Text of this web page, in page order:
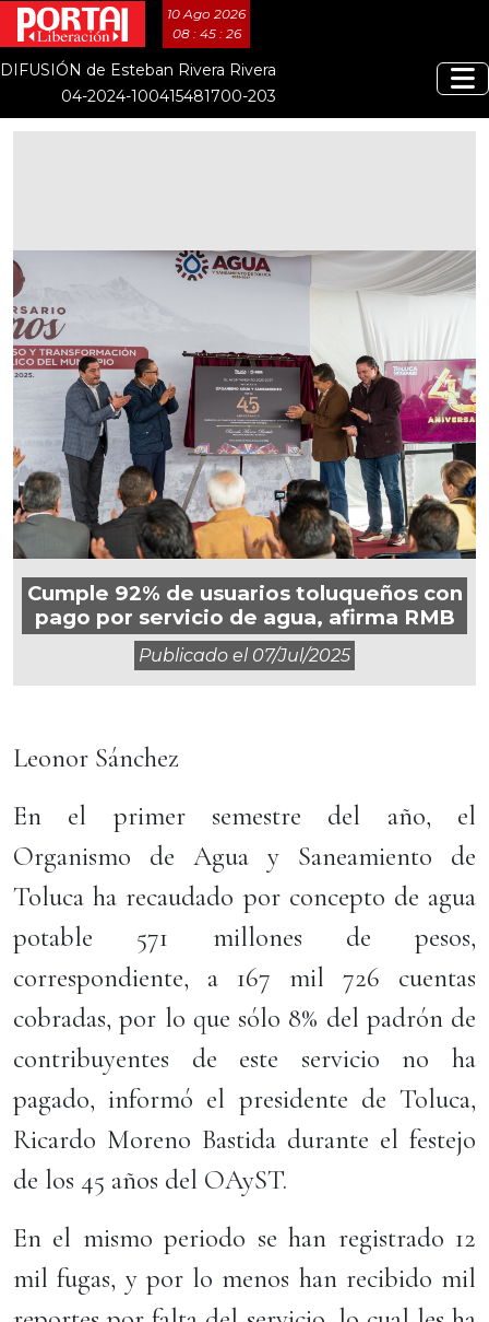
10 Ago 2026
08 : 45 : 27
DIFUSIÓN de Esteban Rivera Rivera
04-2024-100415481700-203
Cumple 92% de usuarios toluqueños con
pago por servicio de agua, afirma RMB
Publicado el 07/jul/2025
Leonor Sánchez
En el primer semestre del año, el
Organismo de Agua y Saneamiento de
Toluca ha recaudado por concepto de agua
potable 571 millones de pesos,
correspondiente, a 167 mil 726 cuentas
cobradas, por lo que sólo 8% del padrón de
contribuyentes de este servicio no ha
pagado, informó el presidente de Toluca,
Ricardo Moreno Bastida durante el festejo
de los 45 años del OAyST.
En el mismo periodo se han registrado 12
mil fugas, y por lo menos han recibido mil